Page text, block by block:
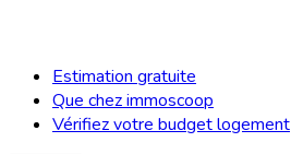
Estimation gratuite
Que chez immoscoop
Vérifiez votre budget logement